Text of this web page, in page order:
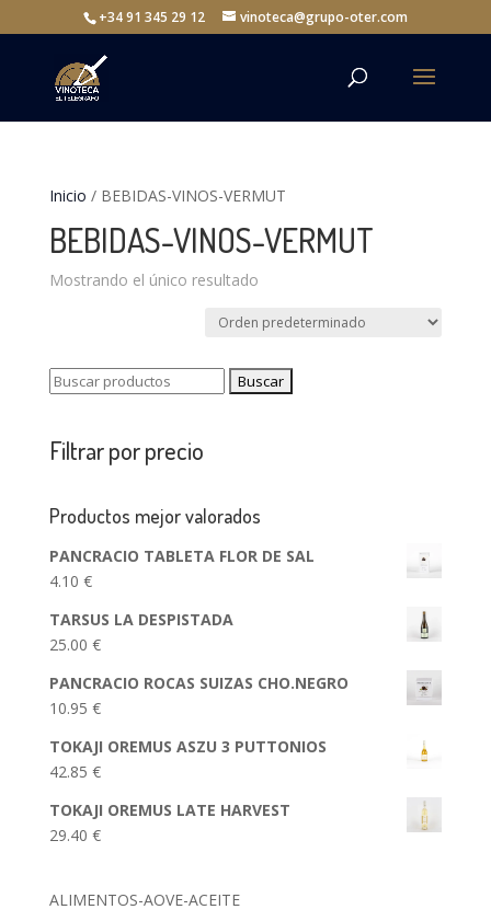
+34 91 345 29 12 vinoteca@grupo-oter.com
Inicio / BEBIDAS-VINOS-VERMUT
BEBIDAS-VINOS-VERMUT
Mostrando el único resultado
Buscar:
Filtrar por precio
Productos mejor valorados
PANCRACIO TABLETA FLOR DE SAL
4.10 €
TARSUS LA DESPISTADA
25.00 €
PANCRACIO ROCAS SUIZAS CHO.NEGRO
10.95 €
TOKAJI OREMUS ASZU 3 PUTTONIOS
42.85 €
TOKAJI OREMUS LATE HARVEST
29.40 €
ALIMENTOS-AOVE-ACEITE